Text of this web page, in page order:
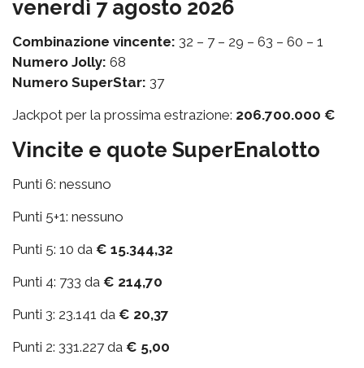
venerdì 7 agosto 2026
Combinazione vincente: 32 – 7 – 29 – 63 – 60 – 1
Numero Jolly: 68
Numero SuperStar: 37
Jackpot per la prossima estrazione: 206.700.000 €
Vincite e quote SuperEnalotto
Punti 6: nessuno
Punti 5+1: nessuno
Punti 5: 10 da € 15.344,32
Punti 4: 733 da € 214,70
Punti 3: 23.141 da € 20,37
Punti 2: 331.227 da € 5,00